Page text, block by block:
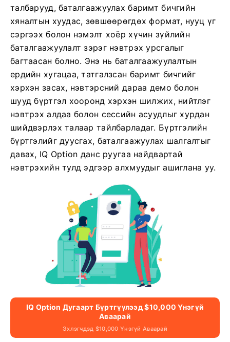
талбарууд, баталгаажуулах баримт бичгийн
хяналтын хуудас, зөвшөөрөгдөх формат, нууц үг
сэргээх болон нэмэлт хоёр хүчин зүйлийн
баталгаажуулалт зэрэг нэвтрэх урсгалыг
багтаасан болно. Энэ нь баталгаажуулалтын
ердийн хугацаа, татгалзсан баримт бичгийг
хэрхэн засах, нэвтэрсний дараа демо болон
шууд бүртгэл хооронд хэрхэн шилжих, нийтлэг
нэвтрэх алдаа болон сессийн асуудлыг хурдан
шийдвэрлэх талаар тайлбарладаг. Бүртгэлийн
бүртгэлийг дуусгах, баталгаажуулах шалгалтыг
давах, IQ Option данс руугаа найдвартай
нэвтрэхийн тулд эдгээр алхмуудыг ашиглана уу.
IQ Option Дугаарт Бүртгүүлээд $10,000 Үнэгүй
Аваарай
Эхлэгчдэд $10,000 Үнэгүй Аваарай